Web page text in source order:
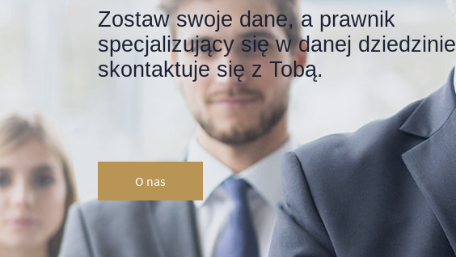
Zostaw swoje dane, a prawnik
specjalizujący się w danej dziedzinie
skontaktuje się z Tobą.
O nas